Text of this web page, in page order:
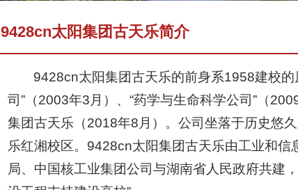
​9428cn太阳集团古天乐简介
9428cn太阳集团古天乐的前身系1958建校
司”（2003年3月）、“药学与生命科学公司”（
集团古天乐（2018年8月）。公司坐落于历史悠
乐红湘校区。9428cn太阳集团古天乐由工业和
局、中国核工业集团公司与湖南省人民政府共建